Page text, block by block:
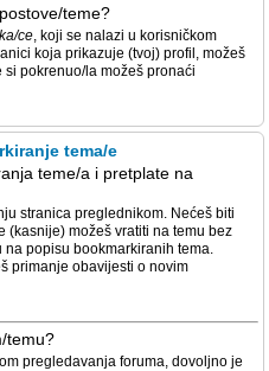
teme?
ce, koji se nalazi u korisničkom
koja prikazuje (tvoj) profil, možeš
pokrenuo/la možeš pronaći
tema/e
teme/a i pretplate na
stranica preglednikom. Nećeš biti
(kasnije) možeš vratiti na temu bez
popisu bookmarkiranih tema.
primanje obavijesti o novim
temu?
pregledavanja foruma, dovoljno je